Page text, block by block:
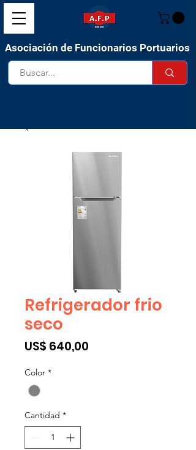
Asociación de Funcionarios Portuarios
Refrigerador frio
seco
US$ 640,00
Color *
Cantidad *